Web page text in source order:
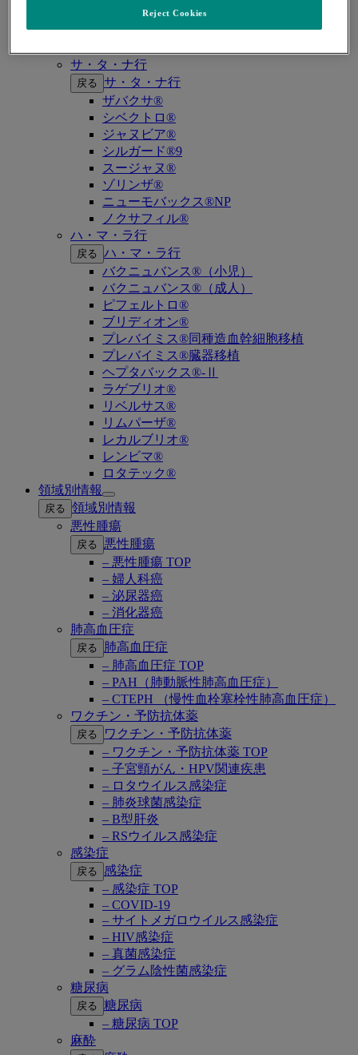
キイトルーダ®（TMB-High固形癌）
キャップバックス®
サ・タ・ナ行
戻る サ・タ・ナ行
ザバクサ®
シベクトロ®
ジャヌビア®
シルガード®9
スージャヌ®
ゾリンザ®
ニューモバックス®NP
ノクサフィル®
ハ・マ・ラ行
戻る ハ・マ・ラ行
バクニュバンス®（小児）
バクニュバンス®（成人）
ピフェルトロ®
ブリディオン®
プレバイミス®同種造血幹細胞移植
プレバイミス®臓器移植
ヘプタバックス®-Ⅱ
ラゲブリオ®
リベルサス®
リムパーザ®
レカルブリオ®
レンビマ®
ロタテック®
領域別情報
Open
submenu
戻る 領域別情報
悪性腫瘍
戻る
悪性腫瘍
– 悪性腫瘍 TOP
– 婦人科癌
– 泌尿器癌
– 消化器癌
肺高血圧症
戻る
肺高血圧症
– 肺高血圧症 TOP
– PAH（肺動脈性肺高血圧症）
– CTEPH （慢性血栓塞栓性肺高血圧症）
ワクチン・予防抗体薬
戻る
ワクチン・予防抗体薬
– ワクチン・予防抗体薬 TOP
– 子宮頸がん・HPV関連疾患
– ロタウイルス感染症
– 肺炎球菌感染症
– B型肝炎
– RSウイルス感染症
感染症
戻る
感染症
– 感染症 TOP
– COVID-19
– サイトメガロウイルス感染症
– HIV感染症
– 真菌感染症
– グラム陰性菌感染症
糖尿病
戻る 糖尿病
– 糖尿病 TOP
麻酔
Reject Cookies